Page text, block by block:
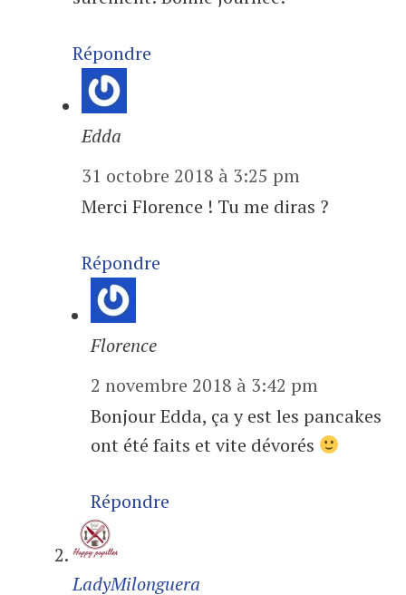
Répondre
Edda
31 octobre 2018 à 3:25 pm
Merci Florence ! Tu me diras ?
Répondre
Florence
2 novembre 2018 à 3:42 pm
Bonjour Edda, ça y est les pancakes
ont été faits et vite dévorés
Répondre
LadyMilonguera